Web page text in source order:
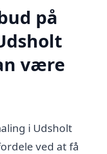
på
være
i Udsholt
ved at få